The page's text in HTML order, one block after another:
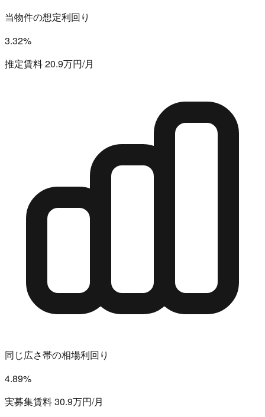
当物件の想定利回り
3.32%
推定賃料 20.9万円/月
同じ広さ帯の相場利回り
4.89%
実募集賃料 30.9万円/月